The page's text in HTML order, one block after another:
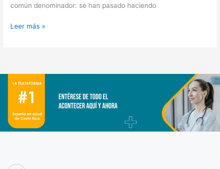
común denominador: se han pasado haciendo
Leer más »